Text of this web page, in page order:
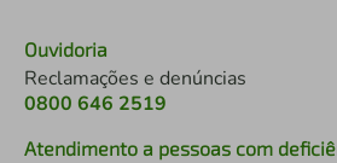
Ouvidoria
Reclamações e denúncias
0800 646 2519
Atendimento a pessoas com